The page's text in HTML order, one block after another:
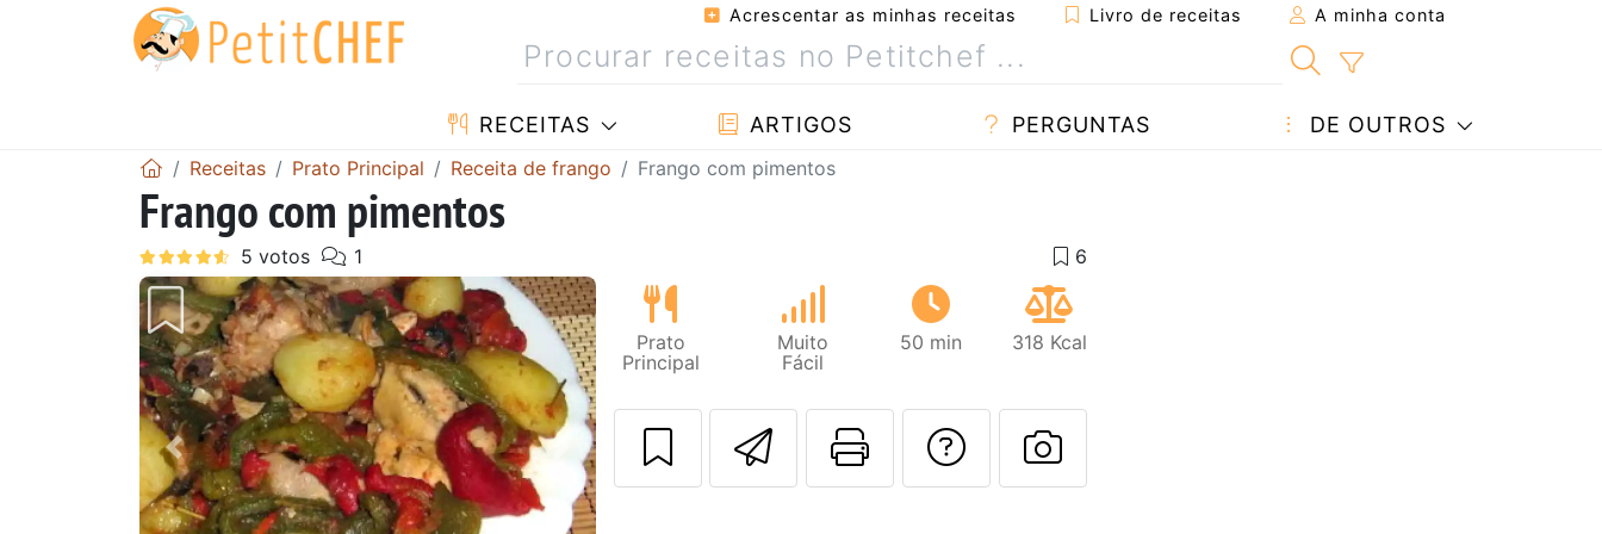
Acrescentar as minhas receitas Livro de receitas A minha conta
RECEITAS ARTIGOS PERGUNTAS DE OUTROS
Receitas Prato Principal Receita de frango Frango com pimentos
Frango com pimentos
Anterior Next
Prato
Principal
Muito
Fácil
50 min 318 Kcal
Enviar esta receita a um amigo
Imprima esta página
Falar com o autor da receita
Fez esta receita? Compartilhe